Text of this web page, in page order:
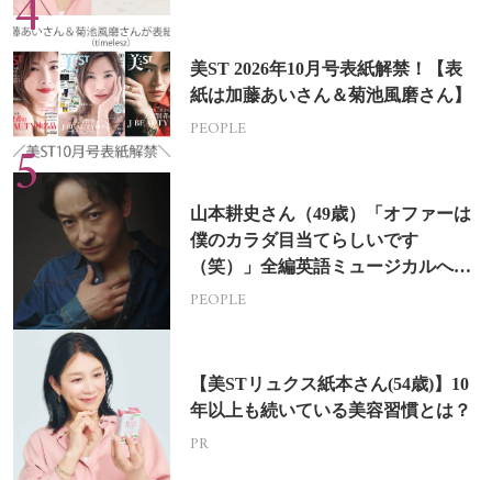
美ST 2026年10月号表紙解禁！【表
紙は加藤あいさん＆菊池風磨さん】
PEOPLE
山本耕史さん（49歳）「オファーは
僕のカラダ目当てらしいです
（笑）」全編英語ミュージカルへの
挑戦
PEOPLE
【美STリュクス紙本さん(54歳)】10
年以上も続いている美容習慣とは？
PR